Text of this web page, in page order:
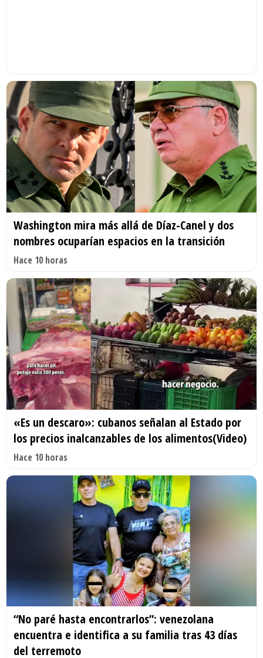
Washington mira más allá de Díaz-Canel y dos
nombres ocuparían espacios en la transición
Hace 10 horas
«Es un descaro»: cubanos señalan al Estado por
los precios inalcanzables de los alimentos(Video)
Hace 10 horas
“No paré hasta encontrarlos”: venezolana
encuentra e identifica a su familia tras 43 días
del terremoto